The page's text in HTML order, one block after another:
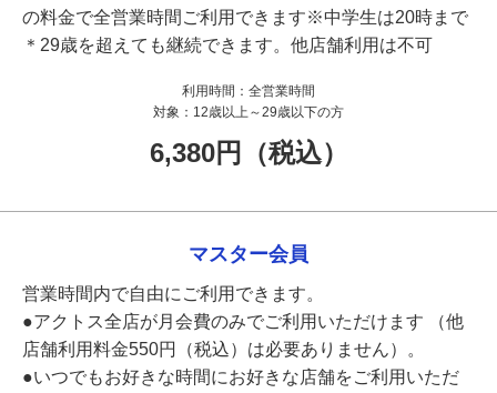
の料金で全営業時間ご利用できます※中学生は20時まで
＊29歳を超えても継続できます。他店舗利用は不可
利用時間： 全営業時間
対象： 12歳以上～29歳以下の方
6,380円（税込）
マスター会員
営業時間内で自由にご利用できます。
●アクトス全店が月会費のみでご利用いただけます （他
店舗利用料金550円（税込）は必要ありません）。
●いつでもお好きな時間にお好きな店舗をご利用いただ